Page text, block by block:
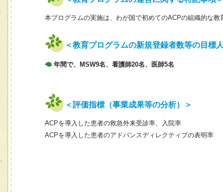
本プログラムの実施は、わが国で初めてのACPの組織的な
＜教育プログラムの新規登録者数等の目標
年間で、MSW9名、看護師20名、医師5名
＜評価指標（事業成果等の分析）＞
ACPを導入した患者の救急外来受診率、入院率
ACPを導入した患者のアドバンスディレクティブの表明率